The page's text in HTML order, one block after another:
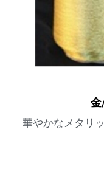
金
華やかなメタリ